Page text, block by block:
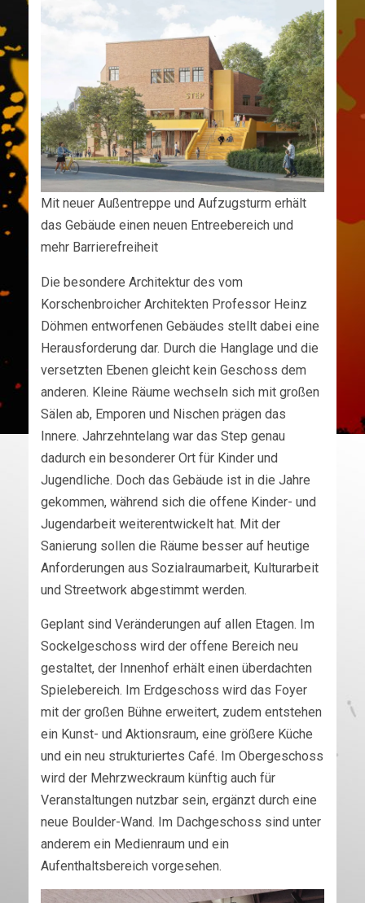
Mit neuer Außentreppe und Aufzugsturm erhält
das Gebäude einen neuen Entreebereich und
mehr Barrierefreiheit
Die besondere Architektur des vom
Korschenbroicher Architekten Professor Heinz
Döhmen entworfenen Gebäudes stellt dabei eine
Herausforderung dar. Durch die Hanglage und die
versetzten Ebenen gleicht kein Geschoss dem
anderen. Kleine Räume wechseln sich mit großen
Sälen ab, Emporen und Nischen prägen das
Innere. Jahrzehntelang war das Step genau
dadurch ein besonderer Ort für Kinder und
Jugendliche. Doch das Gebäude ist in die Jahre
gekommen, während sich die offene Kinder- und
Jugendarbeit weiterentwickelt hat. Mit der
Sanierung sollen die Räume besser auf heutige
Anforderungen aus Sozialraumarbeit, Kulturarbeit
und Streetwork abgestimmt werden.
Geplant sind Veränderungen auf allen Etagen. Im
Sockelgeschoss wird der offene Bereich neu
gestaltet, der Innenhof erhält einen überdachten
Spielebereich. Im Erdgeschoss wird das Foyer
mit der großen Bühne erweitert, zudem entstehen
ein Kunst- und Aktionsraum, eine größere Küche
und ein neu strukturiertes Café. Im Obergeschoss
wird der Mehrzweckraum künftig auch für
Veranstaltungen nutzbar sein, ergänzt durch eine
neue Boulder-Wand. Im Dachgeschoss sind unter
anderem ein Medienraum und ein
Aufenthaltsbereich vorgesehen.